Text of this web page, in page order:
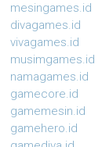
mesingames.id
divagames.id
vivagames.id
musimgames.id
namagames.id
gamecore.id
gamemesin.id
gamehero.id